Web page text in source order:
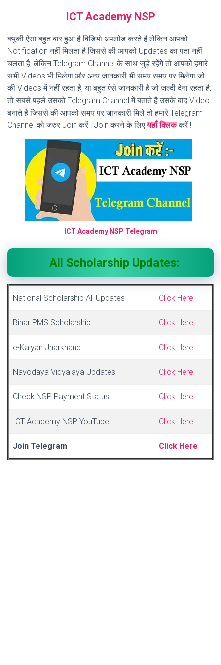
ICT Academy NSP
क्युकी ऐसा बहुत बार हुआ है विडियो अपलोड करते है लेकिन आपको
Notification नहीं मिलता है जिससे की आपको Updates का पता नहीं
चलता है, लेकिन Telegram Channel के साथ जुड़े रहेंगे तो आपको हमारे
सभी Videos भी मिलेगा और अन्य जानकारी भी समय समय पर मिलेगा जो
की Videos में नहीं रहता है, या बहुत ऐसे जानकारी है जो जल्दी देना रहता है,
तो सबसे पहले उसको Telegram Channel में बताते है उसके बाद Video
बनाते है जिससे की आपको समय पर जानकारी मिले तो हमारे Telegram
Channel को जरुर Join करें ! Join करने के लिएयहाँ क्लिककरें !
ICT Academy NSP Telegram
All Scholarship Updates:
National Scholarship All Updates Click Here
Bihar PMS Scholarship Click Here
e-Kalyan Jharkhand Click Here
Navodaya Vidyalaya Updates Click Here
Check NSP Payment Status Click Here
ICT Academy NSP YouTube Click Here
Join Telegram Click Here